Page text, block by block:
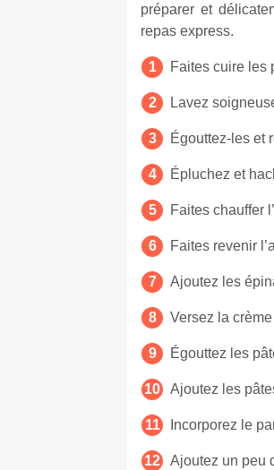
préparer et
repas express.
Faites cuire les
Lavez
Égouttez-les et
Épluchez et
Faites chauffer
Faites revenir
Ajoutez les
Versez la
Égouttez les
Ajoutez les
Incorporez le
Ajoutez un peu